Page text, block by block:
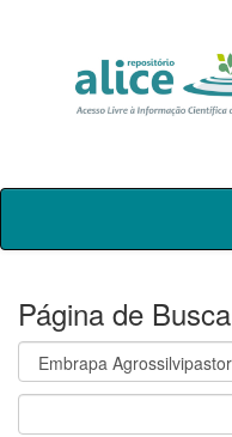
Skip
Página de Busca